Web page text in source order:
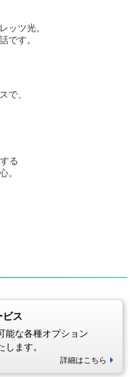
ッツ光。
です。
で、
る
。
ビス
能な各種オプション
ます。
詳細はこちら